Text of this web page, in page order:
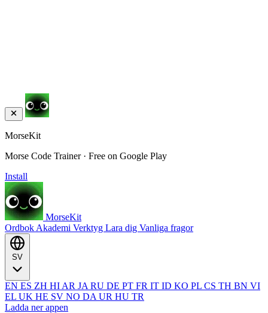
MorseKit
Morse Code Trainer · Free on Google Play
Install
MorseKit
Ordbok Akademi Verktyg Lara dig Vanliga fragor
EN ES ZH HI AR JA RU DE PT FR IT ID KO PL CS TH BN VI
EL UK HE SV NO DA UR HU TR
Ladda ner appen